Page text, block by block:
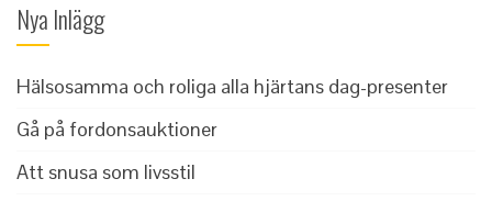
Nya Inlägg
Hälsosamma och roliga alla hjärtans dag-presenter
Gå på fordonsauktioner
Att snusa som livsstil